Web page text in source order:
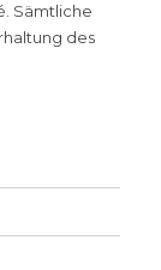
Sämtliche
des